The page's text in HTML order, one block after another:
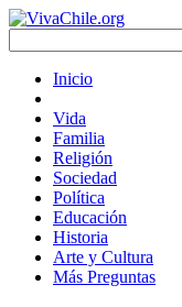
Inicio
Vida
Familia
Religión
Sociedad
Política
Educación
Historia
Arte y Cultura
Más Preguntas